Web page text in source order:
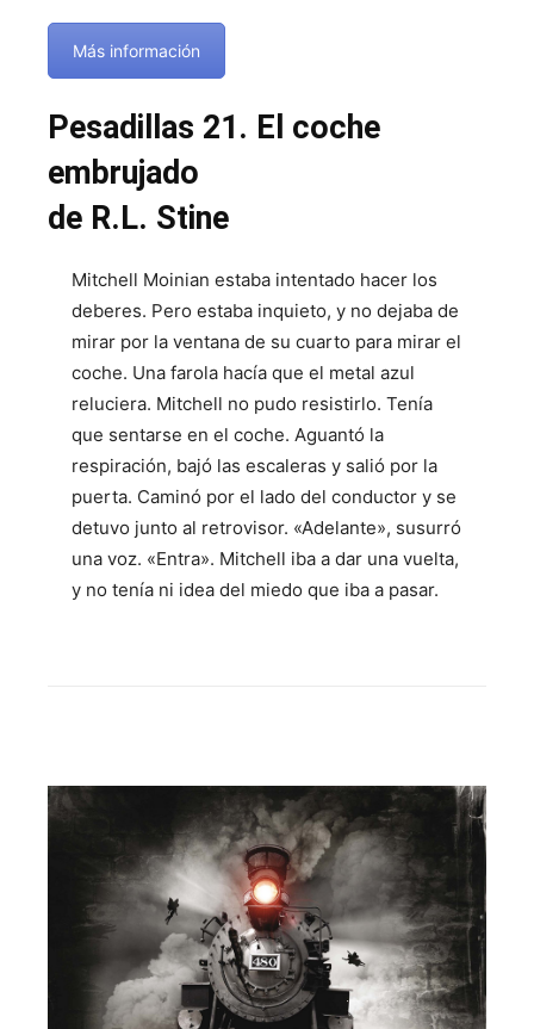
Más información
Pesadillas 21. El coche
embrujado
de R.L. Stine
Mitchell Moinian estaba intentado hacer los
deberes. Pero estaba inquieto, y no dejaba de
mirar por la ventana de su cuarto para mirar el
coche. Una farola hacía que el metal azul
reluciera. Mitchell no pudo resistirlo. Tenía
que sentarse en el coche. Aguantó la
respiración, bajó las escaleras y salió por la
puerta. Caminó por el lado del conductor y se
detuvo junto al retrovisor. «Adelante», susurró
una voz. «Entra». Mitchell iba a dar una vuelta,
y no tenía ni idea del miedo que iba a pasar.